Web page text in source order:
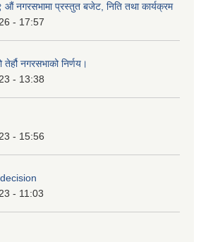
प्रस्तुत बजेट, निति तथा कार्यक्रम
- 17:57
नगरसभाको निर्णय।
- 13:38
- 15:56
- 11:03